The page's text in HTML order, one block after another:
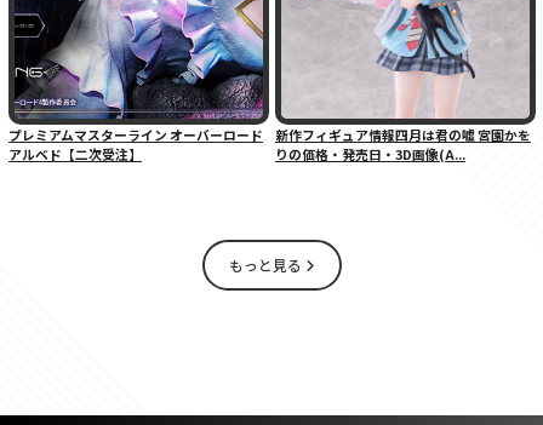
プレミアムマスターライン オーバーロード
アルベド【二次受注】
新作フィギュア情報四月は君の嘘 宮園かを
りの価格・発売日・3D画像(A...
もっと見る